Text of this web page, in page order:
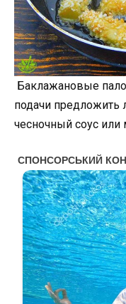
Баклажановые
подачи предложить
чесночный соус или